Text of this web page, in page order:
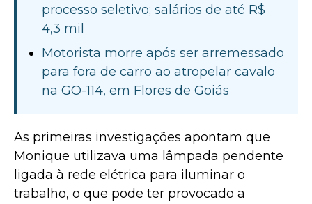
processo seletivo; salários de até R$
4,3 mil
Motorista morre após ser arremessado
para fora de carro ao atropelar cavalo
na GO-114, em Flores de Goiás
As primeiras investigações apontam que
Monique utilizava uma lâmpada pendente
ligada à rede elétrica para iluminar o
trabalho, o que pode ter provocado a